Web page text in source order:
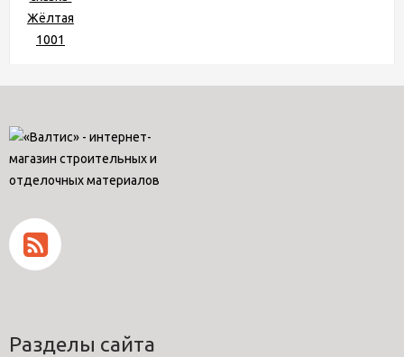
Разделы сайта